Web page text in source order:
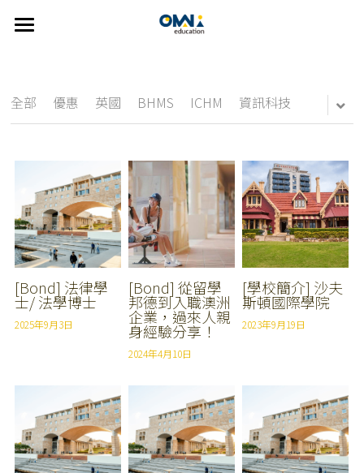
關於我們
關於我們
我們的服務
FAQ
選擇國家
紐西蘭
美國
歐洲
👍🏻 推薦方案
精選課程
主題遊學方案
線上說明會
英語學習輔導
英語家教
雅思考試相關
搜索
繁體中文
繁體中文
info@omniedu.co
預約諮詢
全部 優惠 英國 BHMS ICHM 資訊科技
[Bond] 法律學
士/ 法學博士
2025年9月3日
[Bond] 從留學
邦德到入職澳洲
企業，過來人親
身經驗分享！
2024年4月10日
[學校簡介] 沙夫
斯頓國際學院
2023年9月19日
部落格分類
new
雅思
Johns Hopkins University
UTAS
SUT
Bond University
澳洲產業介紹
ICHM